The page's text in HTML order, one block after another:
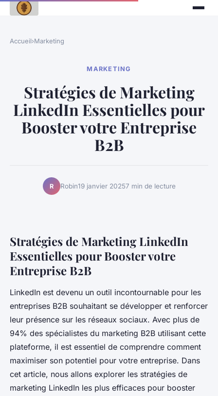
Accueil›Marketing
MARKETING
Stratégies de Marketing
LinkedIn Essentielles pour
Booster votre Entreprise
B2B
R Robin19 janvier 20257 min de lecture
Stratégies de Marketing LinkedIn
Essentielles pour Booster votre
Entreprise B2B
LinkedIn est devenu un outil incontournable pour les
entreprises B2B souhaitant se développer et renforcer
leur présence sur les réseaux sociaux. Avec plus de
94% des spécialistes du marketing B2B utilisant cette
plateforme, il est essentiel de comprendre comment
maximiser son potentiel pour votre entreprise. Dans
cet article, nous allons explorer les stratégies de
marketing LinkedIn les plus efficaces pour booster